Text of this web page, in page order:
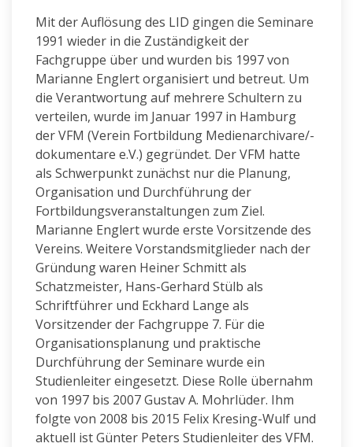
Mit der Auflösung des LID gingen die Seminare
1991 wieder in die Zuständigkeit der
Fachgruppe über und wurden bis 1997 von
Marianne Englert organisiert und betreut. Um
die Verantwortung auf mehrere Schultern zu
verteilen, wurde im Januar 1997 in Hamburg
der VFM (Verein Fortbildung Medienarchivare/-
dokumentare e.V.) gegründet. Der VFM hatte
als Schwerpunkt zunächst nur die Planung,
Organisation und Durchführung der
Fortbildungsveranstaltungen zum Ziel.
Marianne Englert wurde erste Vorsitzende des
Vereins. Weitere Vorstandsmitglieder nach der
Gründung waren Heiner Schmitt als
Schatzmeister, Hans-Gerhard Stülb als
Schriftführer und Eckhard Lange als
Vorsitzender der Fachgruppe 7. Für die
Organisationsplanung und praktische
Durchführung der Seminare wurde ein
Studienleiter eingesetzt. Diese Rolle übernahm
von 1997 bis 2007 Gustav A. Mohrlüder. Ihm
folgte von 2008 bis 2015 Felix Kresing-Wulf und
aktuell ist Günter Peters Studienleiter des VFM.